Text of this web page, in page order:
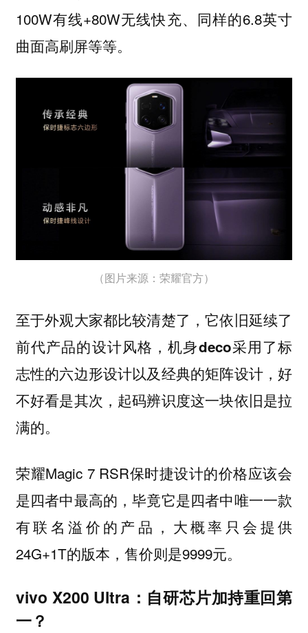
100W有线+80W无线快充、同样的6.8英寸
曲面高刷屏等等。
（图片来源：荣耀官方）
至于外观大家都比较清楚了，它依旧延续了
前代产品的设计风格，机身deco采用了标
志性的六边形设计以及经典的矩阵设计，好
不好看是其次，起码辨识度这一块依旧是拉
满的。
荣耀Magic 7 RSR保时捷设计的价格应该会
是四者中最高的，毕竟它是四者中唯一一款
有联名溢价的产品，大概率只会提供
24G+1T的版本，售价则是9999元。
vivo X200 Ultra：自研芯片加持重回第
一？